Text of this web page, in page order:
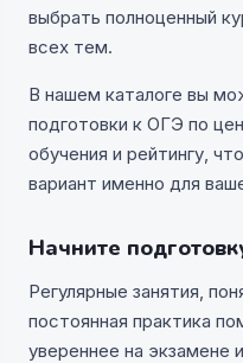
выбрать полноценный
всех тем.
В нашем каталоге вы
подготовки к ОГЭ по
обучения и рейтингу,
вариант именно для
Начните
Регулярные занятия,
постоянная практика
увереннее на экзамене